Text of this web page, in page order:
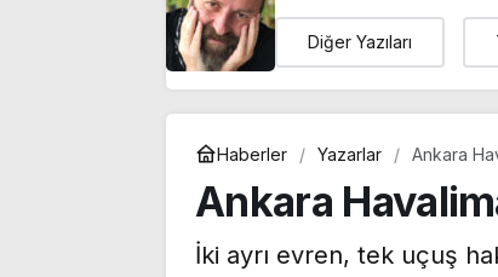
Diğer Yazıları
Haberler Yazarlar Ankara
Ankara
İki ayrı evren, tek uçuş